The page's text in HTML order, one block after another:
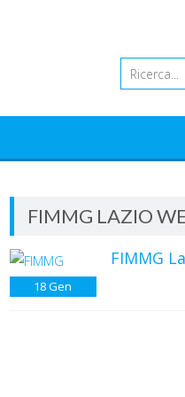
FIMMG LAZIO
18Gen
FIMMG